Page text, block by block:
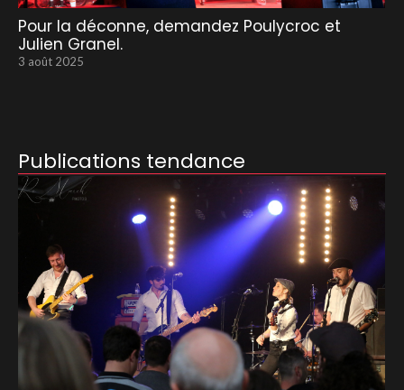
Pour la déconne, demandez Poulycroc et
Julien Granel.
3 août 2025
Publications tendance